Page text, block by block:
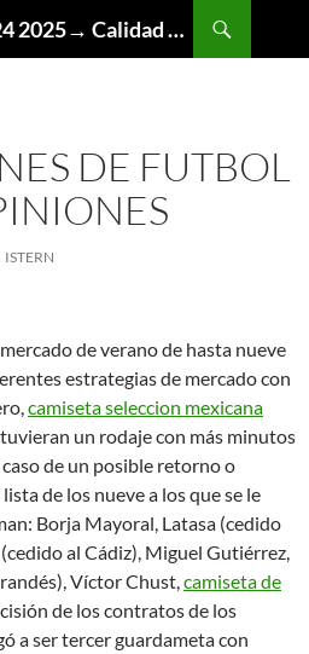
Camiseta Juventus 2024 2025→ Calidad Thai AAA
DE FUTBOL
ISTERN
de verano de hasta nueve
estrategias de mercado con
camiseta seleccion mexicana
un rodaje con más minutos
de un posible retorno o
de los nueve a los que se le
Borja Mayoral, Latasa (cedido
al Cádiz), Miguel Gutiérrez,
Víctor Chust,camiseta de
de los contratos de los
a ser tercer guardameta con